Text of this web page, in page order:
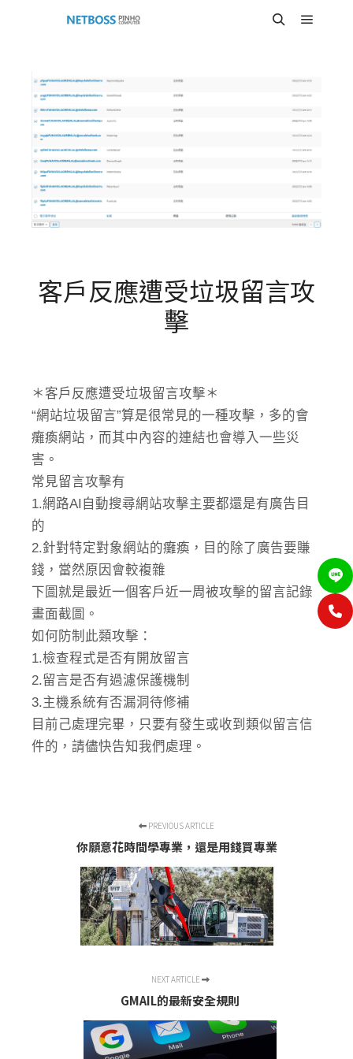
客戶反應遭受垃圾留言攻
擊
＊客戶反應遭受垃圾留言攻擊＊
“網站垃圾留言”算是很常見的一種攻擊，多的會
癱瘓網站，而其中內容的連結也會導入一些災
害。
常見留言攻擊有
1.網路AI自動搜尋網站攻擊主要都還是有廣告目
的
2.針對特定對象網站的癱瘓，目的除了廣告要賺
錢，當然原因會較複雜
下圖就是最近一個客戶近一周被攻擊的留言記錄
畫面截圖。
如何防制此類攻擊：
1.檢查程式是否有開放留言
2.留言是否有過濾保護機制
3.主機系統有否漏洞待修補
目前己處理完畢，只要有發生或收到類似留言信
件的，請儘快告知我們處理。
PREVIOUS ARTICLE
你願意花時間學專業，還是用錢買專業
NEXT ARTICLE
GMAIL的最新安全規則